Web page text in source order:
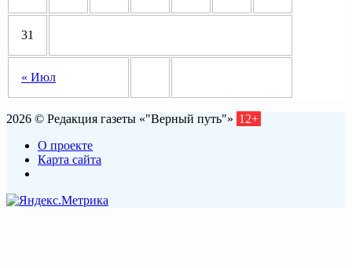
« Июл
31
2026 © Редакция газеты «"Верный путь"» 12+
О проекте
Карта сайта